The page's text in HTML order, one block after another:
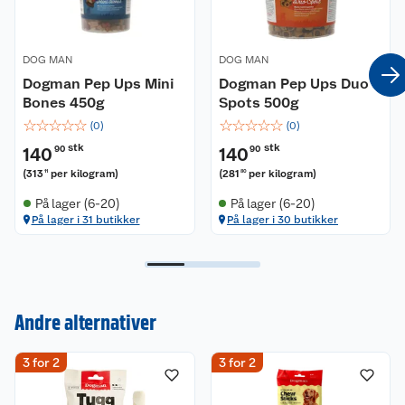
DOG MAN
Dogman Pep Ups Mini
Bones 450g
☆☆☆☆☆ (0)
140 90 stk
(31311 per kilogram)
På lager (6-20)
På lager i 31 butikker
DOG MAN
Dogman Pep Ups Duo
Spots 500g
☆☆☆☆☆ (0)
140 90 stk
(281 80 per kilogram)
På lager (6-20)
På lager i 30 butikker
Andre alternativer
3 for 2 3 for 2
Om oss
Nyheter
Kontakt oss
Angre- og returrett